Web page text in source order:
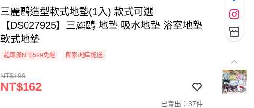
三麗鷗造型軟式地墊(1入) 款式可選
【DS027925】三麗鷗 地墊 吸水地墊 浴室地墊
軟式地墊
超取滿NT$599免運 國家/地區配送
NT$199
NT$162
已賣出：37件